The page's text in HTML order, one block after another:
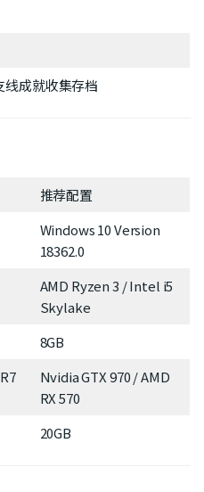
线成就收集存档
推荐配置
Windows 10 Version
18362.0
AMD Ryzen 3 / Intel i5
Skylake
8GB
Nvidia GTX 970 / AMD
RX 570
20GB